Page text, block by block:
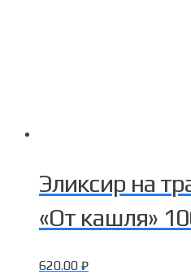
Эликсир на
«От кашля»
620.00 ₽